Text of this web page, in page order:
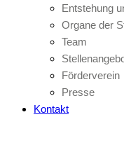
Entstehung
Organe der
Team
Förderverein
Presse
Kontakt